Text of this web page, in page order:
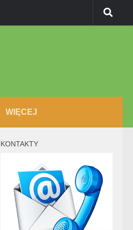
WIĘCEJ
KONTAKTY